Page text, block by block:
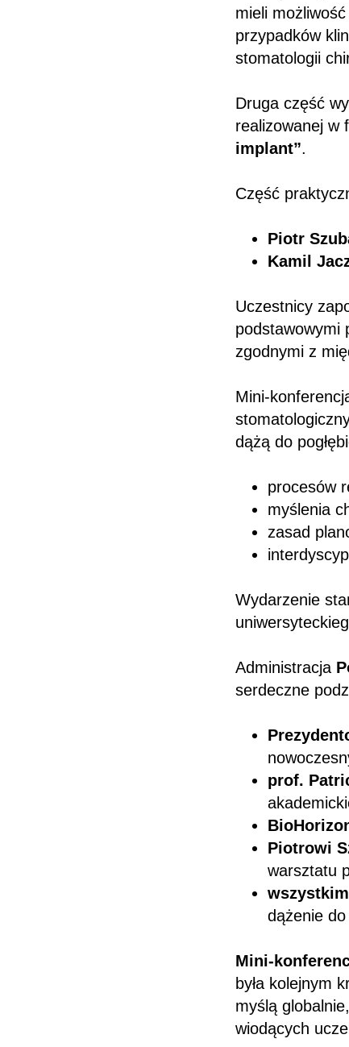
mieli
przypadków
stomatologii
Druga część
realizowanej w
implant”.
Część
Piotr
Kamil
Uczestnicy
podstawowymi
zgodnymi z
Mini-
dążą do
procesów
myślenia
zasad
Wydarzenie
Administracja
serdeczne
prof.
Piotrowi
warsztatu
dążenie
Mini-
była kolejnym
myślą
wiodących